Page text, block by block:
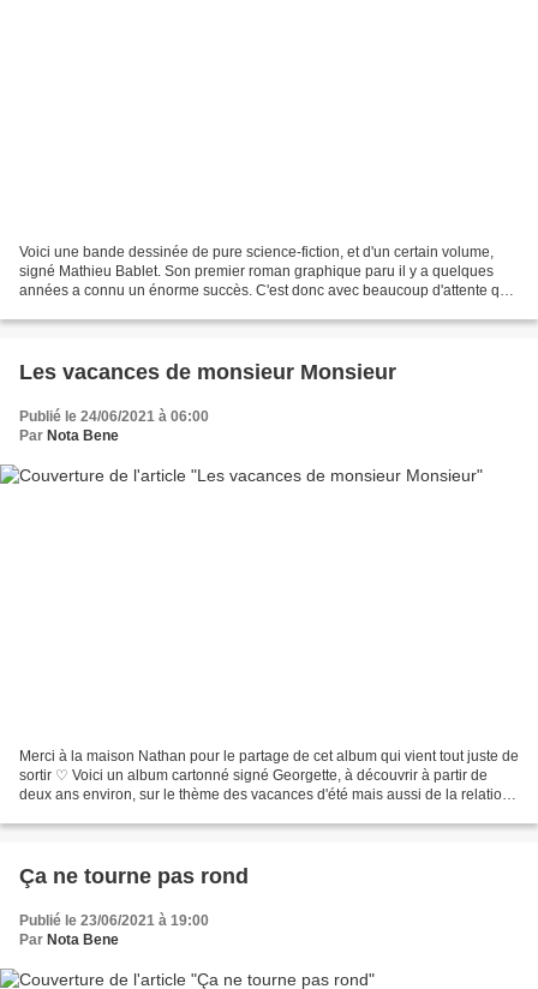
Voici une bande dessinée de pure science-fiction, et d'un certain volume,
signé Mathieu Bablet. Son premier roman graphique paru il y a quelques
années a connu un énorme succès. C'est donc avec beaucoup d'attente que
Les vacances de monsieur Monsieur
Publié le 24/06/2021 à 06:00
Par Nota Bene
Merci à la maison Nathan pour le partage de cet album qui vient tout juste de
sortir ♡ Voici un album cartonné signé Georgette, à découvrir à partir de
deux ans environ, sur le thème des vacances d'été mais aussi de la relation
Ça ne tourne pas rond
Publié le 23/06/2021 à 19:00
Par Nota Bene